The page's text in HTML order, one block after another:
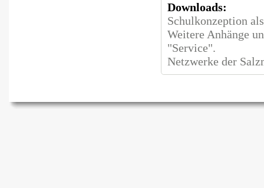
Downloads:
Schulkonzeption
Weitere Anhänge
"Service".
Netzwerke der